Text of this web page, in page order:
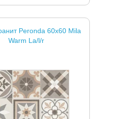
Peronda 60x60 Mila
Warm La/l/r